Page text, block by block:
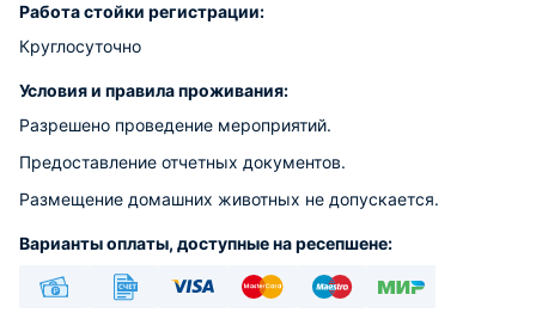
Работа стойки регистрации:
Круглосуточно
Условия и правила проживания:
Разрешено проведение мероприятий.
Предоставление отчетных документов.
Размещение домашних животных не допускается.
Варианты оплаты, доступные на ресепшене: